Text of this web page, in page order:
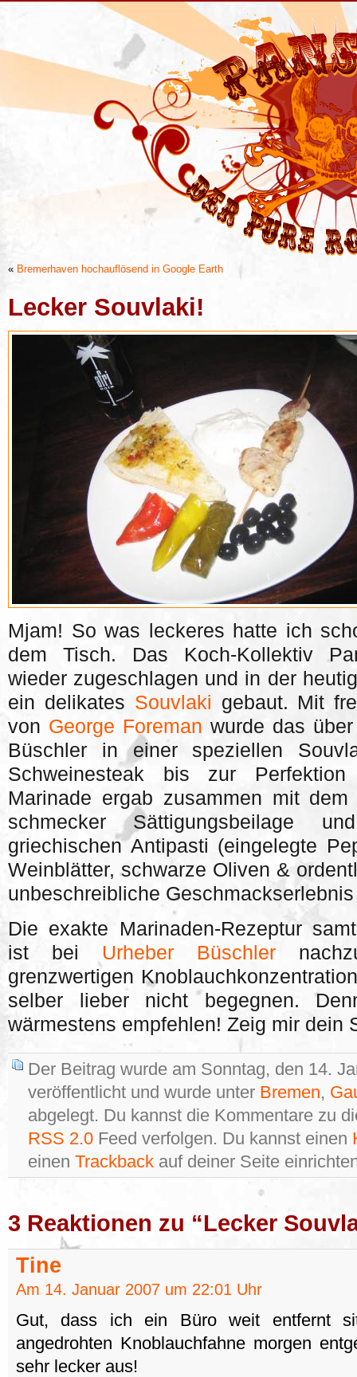
« Bremerhaven hochauflösend in Google Earth
Lecker Souvlaki!
Mjam! So was leckeres hatte ich
dem Tisch. Das Koch-Kollektiv
wieder zugeschlagen und in der
ein delikates Souvlaki gebaut. Mit
von George Foreman wurde das
Büschler in einer speziellen
Schweinesteak bis zur
Marinade ergab zusammen mit
schmecker Sättigungsbeilage
griechischen Antipasti (eingelegte
Weinblätter, schwarze Oliven &
unbeschreibliche
Die exakte Marinaden-Rezeptur
ist bei Urheber Büschler
grenzwertigen
selber lieber nicht begegnen.
wärmestens empfehlen! Zeig mir dein
Der Beitrag wurde am Sonntag, den 14.
veröffentlicht und wurde unter Bremen,
abgelegt. Du kannst die Kommentare zu
RSS 2.0 Feed verfolgen. Du kannst einen
einen Trackback auf deiner Seite
3 Reaktionen zu “Lecker
Tine
Am 14. Januar 2007 um 22:01 Uhr
Gut, dass ich ein Büro weit entfernt
angedrohten Knoblauchfahne morgen
sehr lecker aus!